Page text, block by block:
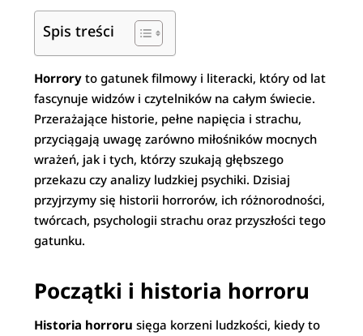
Spis treści
Horrory to gatunek filmowy i literacki, który od lat
fascynuje widzów i czytelników na całym świecie.
Przerażające historie, pełne napięcia i strachu,
przyciągają uwagę zarówno miłośników mocnych
wrażeń, jak i tych, którzy szukają głębszego
przekazu czy analizy ludzkiej psychiki. Dzisiaj
przyjrzymy się historii horrorów, ich różnorodności,
twórcach, psychologii strachu oraz przyszłości tego
gatunku.
Początki i historia horroru
Historia horroru sięga korzeni ludzkości, kiedy to